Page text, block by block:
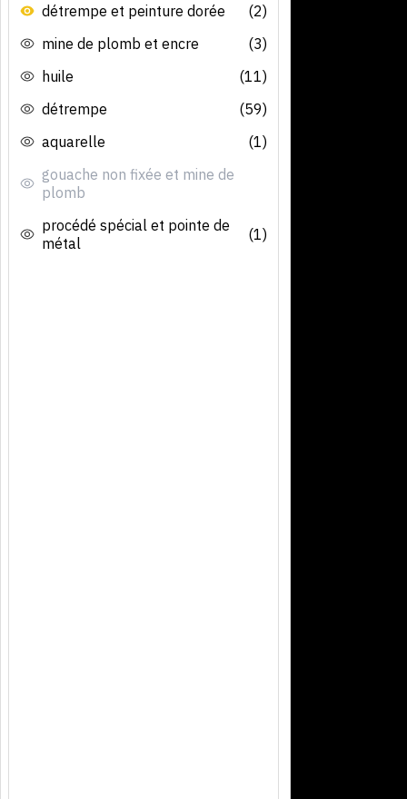
détrempe et peinture dorée
(2)
mine de plomb et encre
(3)
huile
(11)
détrempe
(59)
aquarelle
(1)
gouache non fixée et mine de
plomb
procédé spécial et pointe de
métal
(1)